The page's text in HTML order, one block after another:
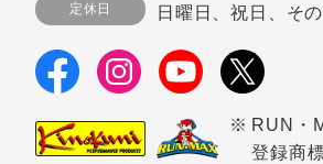
定休日 日曜日、祝日、そ
RUN・
登録商